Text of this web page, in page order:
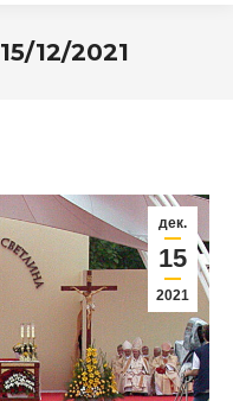
15/12/2021
дек.
15
2021